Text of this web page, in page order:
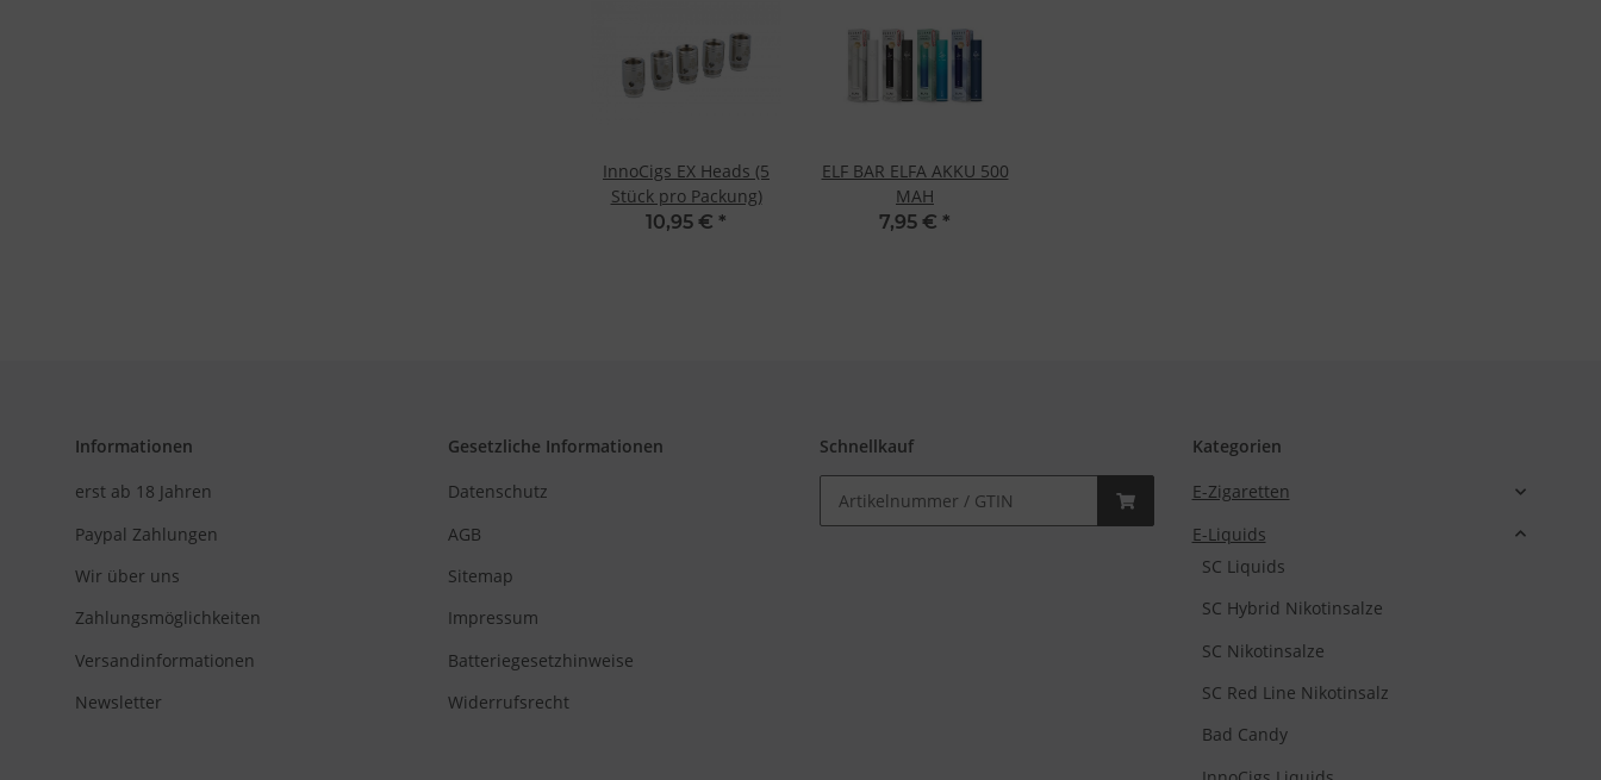
InnoCigs EX Heads (5
Stück pro Packung)
10,95 € *
ELF BAR ELFA AKKU 500
MAH
7,95 € *
Informationen
erst ab 18 Jahren
Paypal Zahlungen
Wir über uns
Zahlungsmöglichkeiten
Versandinformationen
Newsletter
Gesetzliche Informationen
Datenschutz
AGB
Sitemap
Impressum
Batteriegesetzhinweise
Widerrufsrecht
Schnellkauf Kategorien
E-Zigaretten
E-Liquids
SC Liquids
SC Hybrid Nikotinsalze
SC Nikotinsalze
SC Red Line Nikotinsalz
Bad Candy